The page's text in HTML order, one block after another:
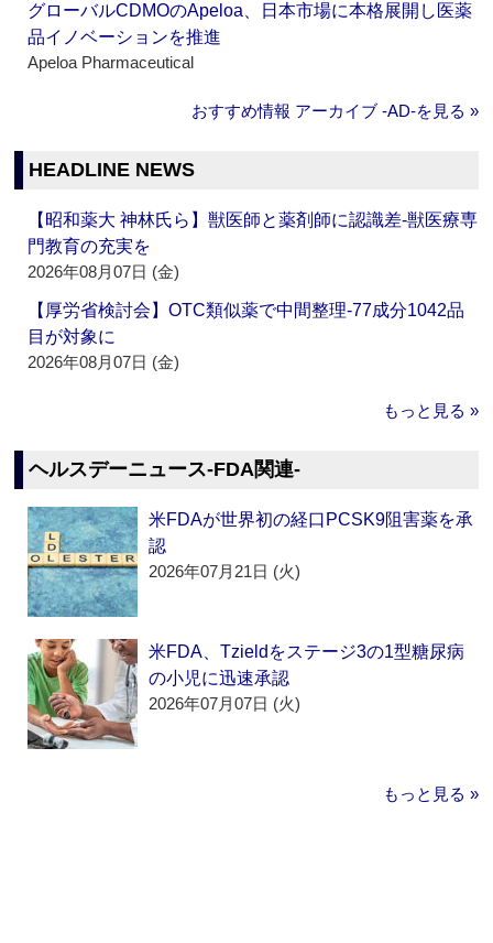
グローバルCDMOのApeloa、日本市場に本格展開し医薬
品イノベーションを推進
Apeloa Pharmaceutical
おすすめ情報 アーカイブ ‐AD‐を見る »
HEADLINE NEWS
【昭和薬大 神林氏ら】獣医師と薬剤師に認識差‐獣医療専
門教育の充実を
2026年08月07日 (金)
【厚労省検討会】OTC類似薬で中間整理‐77成分1042品
目が対象に
2026年08月07日 (金)
もっと見る »
ヘルスデーニュース‐FDA関連‐
米FDAが世界初の経口PCSK9阻害薬を承
認
2026年07月21日 (火)
米FDA、Tzieldをステージ3の1型糖尿病
の小児に迅速承認
2026年07月07日 (火)
もっと見る »